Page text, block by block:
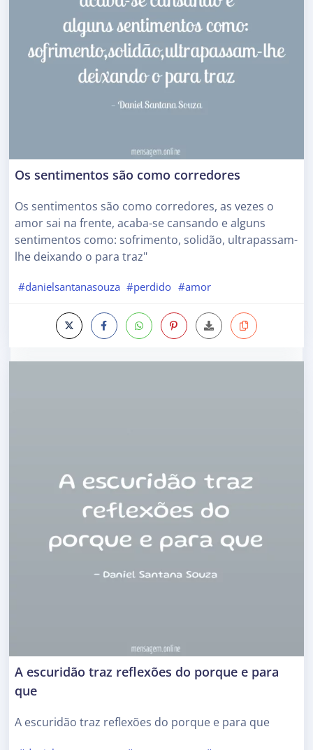
Os sentimentos são como corredores
Os sentimentos são como corredores, as vezes o
amor sai na frente, acaba-se cansando e alguns
sentimentos como: sofrimento, solidão, ultrapassam-
lhe deixando o para traz"
#danielsantanasouza #perdido #amor
A escuridão traz reflexões do porque e para
que
A escuridão traz reflexões do porque e para que